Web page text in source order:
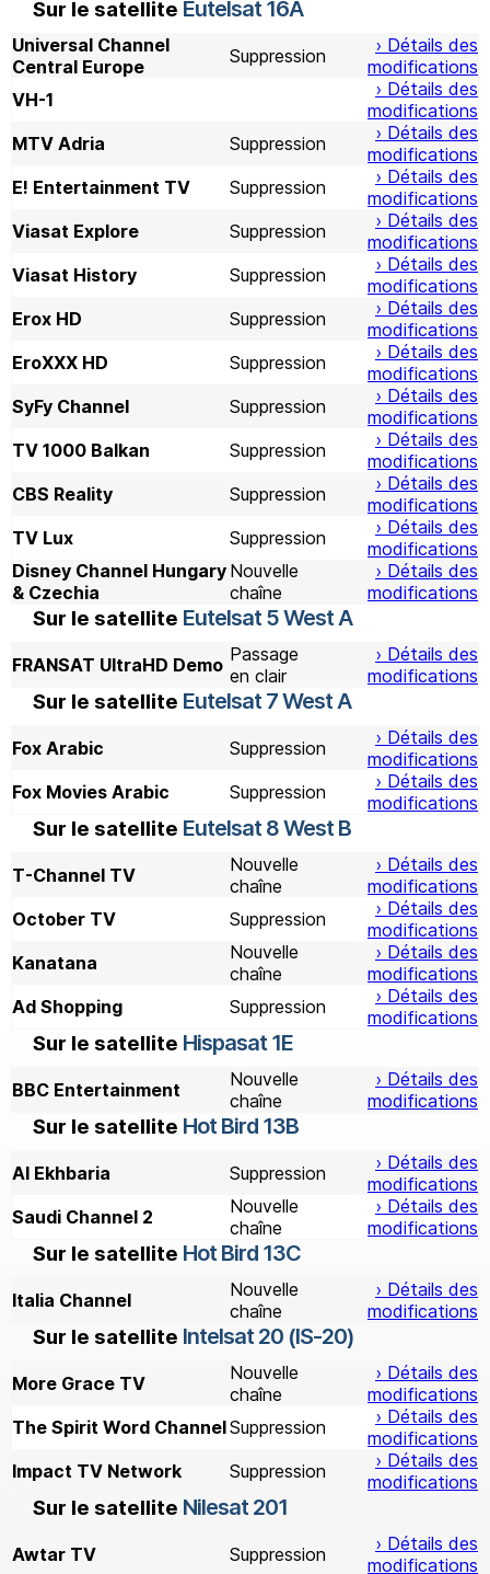
Sur le satellite Eutelsat 16A
Universal Channel
Central Europe
Suppression
› Détails des
modifications
VH-1
› Détails des
modifications
MTV Adria
Suppression
› Détails des
modifications
E! Entertainment TV
Suppression
› Détails des
modifications
Viasat Explore
Suppression
› Détails des
modifications
Viasat History
Suppression
› Détails des
modifications
Erox HD
Suppression
› Détails des
modifications
EroXXX HD
Suppression
› Détails des
modifications
SyFy Channel
Suppression
› Détails des
modifications
TV 1000 Balkan
Suppression
› Détails des
modifications
CBS Reality
Suppression
› Détails des
modifications
TV Lux
Suppression
› Détails des
modifications
Disney Channel Hungary
& Czechia
Nouvelle
chaîne
› Détails des
modifications
Sur le satellite Eutelsat 5 West A
FRANSAT UltraHD Demo Passage
en clair
› Détails des
modifications
Sur le satellite Eutelsat 7 West A
Fox Arabic Suppression
› Détails des
modifications
Fox Movies Arabic
Suppression
› Détails des
modifications
Sur le satellite Eutelsat 8 West B
T-Channel TV
Nouvelle
chaîne
› Détails des
modifications
October TV
Suppression
› Détails des
modifications
Kanatana
Nouvelle
chaîne
› Détails des
modifications
Ad Shopping
Suppression
› Détails des
modifications
Sur le satellite Hispasat 1E
BBC Entertainment
Nouvelle
chaîne
› Détails des
modifications
Sur le satellite Hot Bird 13B
Al Ekhbaria Suppression
› Détails des
modifications
Saudi Channel 2
Nouvelle
chaîne
› Détails des
modifications
Sur le satellite Hot Bird 13C
Italia Channel
Nouvelle
chaîne
› Détails des
modifications
Sur le satellite Intelsat 20 (IS-20)
More Grace TV
Nouvelle
chaîne
› Détails des
modifications
The Spirit Word ChannelSuppression
› Détails des
modifications
Impact TV Network
Suppression
› Détails des
modifications
Sur le satellite Nilesat 201
Awtar TV Suppression
› Détails des
modifications